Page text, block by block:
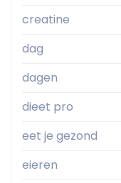
creatine
dag
dagen
dieet pro
eet je gezond
eieren